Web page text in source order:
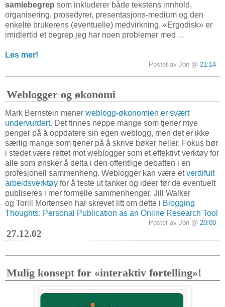
samlebegrep som inkluderer både tekstens innhold,
organisering, prosedyrer, presentasjons-medium og den
enkelte brukerens (eventuelle) medvirkning. «Ergodisk» er
imidlertid et begrep jeg har noen problemer med ...
Les mer!
Postet av Jon @ 21:14
Weblogger og økonomi
Mark Bernstein mener weblogg-økonomien er svært
undervurdert. Det finnes neppe mange som tjener mye
penger på å oppdatere sin egen weblogg, men det er ikke
særlig mange som tjener på å skrive bøker heller. Fokus bør
i stedet være rettet mot weblogger som et effektivt verktøy for
alle som ønsker å delta i den offentlige debatten i en
profesjonell sammenheng. Weblogger kan være etverdifult
arbeidsverktøy for å teste ut tanker og ideer før de eventuelt
publiseres i mer formelle sammenhenger. Jill Walker
og Torill Mortensen har skrevet litt om dette i Blogging
Thoughts: Personal Publication as an Online Research Tool
Postet av Jon @ 20:00
27.12.02
Mulig konsept for «interaktiv fortelling»!